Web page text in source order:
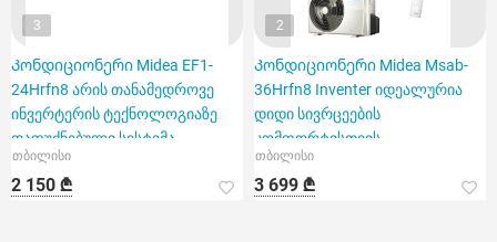
3
Კონდიციონერი Midea EF1-
24Hrfn8 არის თანამედროვე
ინვერტერის ტექნოლოგიაზე
დაფუძნებული სისტემა
თბილისი
2 150 ₾
2
Კონდიციონერი Midea Msab-
36Hrfn8 Inventer იდეალურია
დიდი სივრცეების
კომფორტისთვის
თბილისი
3 699 ₾